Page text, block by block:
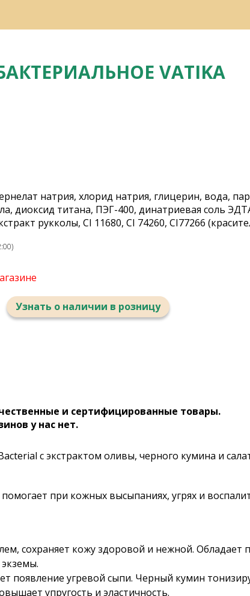
VATIKA
натрия, хлорид натрия, глицерин, вода,
диоксид титана, ПЭГ-400, динатриевая соль
рукколы, CI 11680, CI 74260, CI77266
Узнать о наличии в розницу
и сертифицированные товары.
у нас нет.
с экстрактом оливы, черного кумина и
при кожных высыпаниях, угрях и
сохраняет кожу здоровой и нежной.
угревой сыпи. Черный кумин
упругость и эластичность.